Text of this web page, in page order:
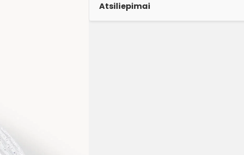
Atsiliepimai